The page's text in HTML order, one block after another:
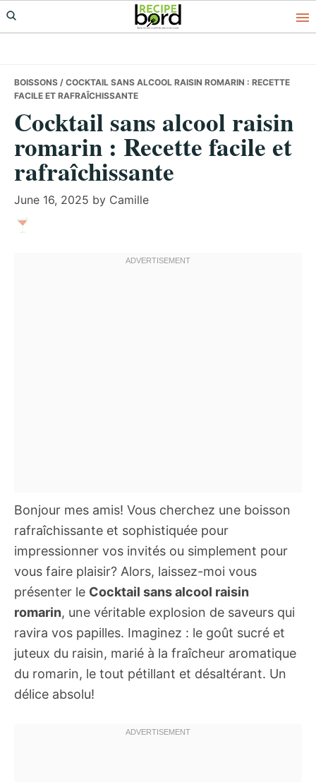
Skip
to
Skip
to
Skip
to
BOISSONS / COCKTAIL SANS ALCOOL RAISIN ROMARIN : RECETTE
FACILE ET RAFRAÎCHISSANTE
Cocktail sans alcool raisin
romarin : Recette facile et
rafraîchissante
June 16, 2025 by Camille
Bonjour mes amis! Vous cherchez une boisson
rafraîchissante et sophistiquée pour
impressionner vos invités ou simplement pour
vous faire plaisir? Alors, laissez-moi vous
présenter le Cocktail sans alcool raisin
romarin, une véritable explosion de saveurs qui
ravira vos papilles. Imaginez : le goût sucré et
juteux du raisin, marié à la fraîcheur aromatique
du romarin, le tout pétillant et désaltérant. Un
délice absolu!